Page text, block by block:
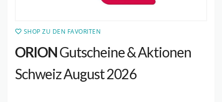
SHOP ZU DEN FAVORITEN
ORIONGutscheine & Aktionen
Schweiz August 2026